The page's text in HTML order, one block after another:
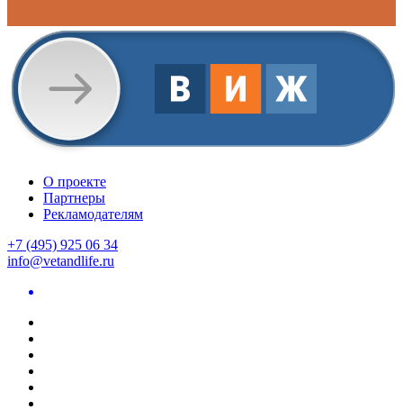
О проекте
Партнеры
Рекламодателям
+7 (495) 925 06 34
info@vetandlife.ru